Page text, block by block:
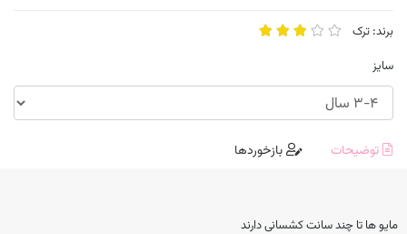
برند: ترک
سایز
توضیحات بازخوردها
مایو ها تا چند سانت کشسانی دارند